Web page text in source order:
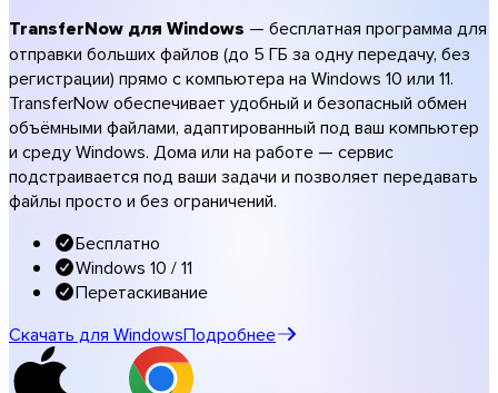
Фотографы
Видеографы и продакшн
Креативные агентства
Архитектура и строительство
Бухгалтеры
Музыка и студии
Все отраслевые решения
Передачи под вашим брендом
Программы
TransferNow для Windows — бесплатная программа для
отправки больших файлов (до 5 ГБ за одну передачу, без
регистрации) прямо с компьютера на Windows 10 или 11.
TransferNow обеспечивает удобный и безопасный обмен
объёмными файлами, адаптированный под ваш компьютер
и среду Windows. Дома или на работе — сервис
подстраивается под ваши задачи и позволяет передавать
файлы просто и без ограничений.
Бесплатно
Windows 10 / 11
Перетаскивание
Скачать для WindowsПодробнее